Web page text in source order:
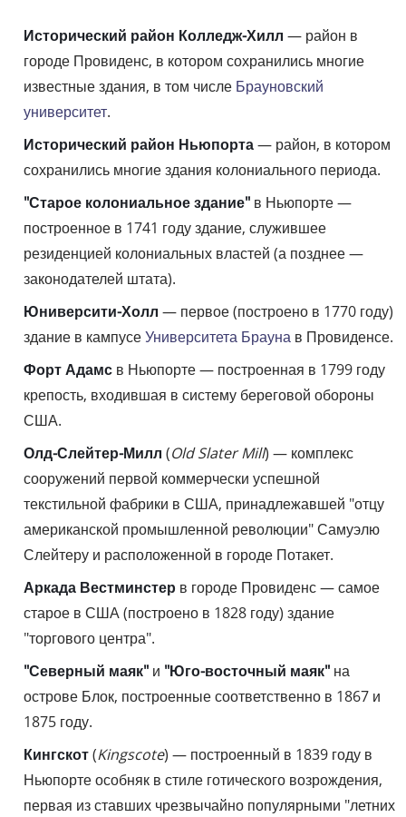
Исторический район Колледж-Хилл — район в
городе Провиденс, в котором сохранились многие
известные здания, в том числе Брауновский
университет.
Исторический район Ньюпорта— район, в котором
сохранились многие здания колониального периода.
"Старое колониальное здание" в Ньюпорте —
построенное в 1741 году здание, служившее
резиденцией колониальных властей (а позднее —
законодателей штата).
Юниверсити-Холл — первое (построено в 1770 году)
здание в кампусеУниверситета Брауна в Провиденсе.
Форт Адамс в Ньюпорте — построенная в 1799 году
крепость, входившая в систему береговой обороны
США.
Олд-Слейтер-Милл (Old Slater Mill) — комплекс
сооружений первой коммерчески успешной
текстильной фабрики в США, принадлежавшей "отцу
американской промышленной революции" Самуэлю
Слейтеру и расположенной в городе Потакет.
Аркада Вестминстер в городе Провиденс — самое
старое в США (построено в 1828 году) здание
"торгового центра".
"Северный маяк" и "Юго-восточный маяк" на
острове Блок, построенные соответственно в 1867 и
1875 году.
Кингскот(Kingscote) — построенный в 1839 году в
Ньюпорте особняк в стиле готического возрождения,
первая из ставших чрезвычайно популярными "летних